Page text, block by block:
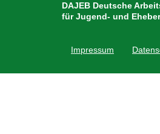
DAJEB Deutsche
für Jugend- und
Impressum